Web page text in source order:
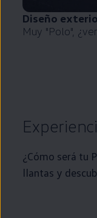
Diseño
Muy "Polo",
¿Cómo será tu
llantas y